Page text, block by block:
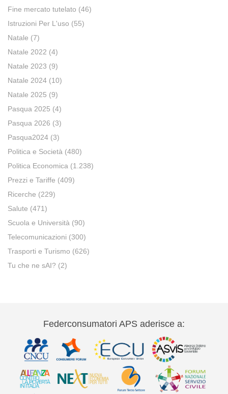
Fine mercato tutelato (46)
Istruzioni Per L'uso (55)
Natale (7)
Natale 2022 (4)
Natale 2023 (9)
Natale 2024 (10)
Natale 2025 (9)
Pasqua 2025 (4)
Pasqua 2026 (3)
Pasqua2024 (3)
Politica e Società (480)
Politica Economica (1.238)
Prezzi e Tariffe (409)
Ricerche (229)
Salute (471)
Scuola e Università (90)
Telecomunicazioni (300)
Trasporti e Turismo (626)
Tu che ne sAI? (2)
Federconsumatori APS aderisce a: